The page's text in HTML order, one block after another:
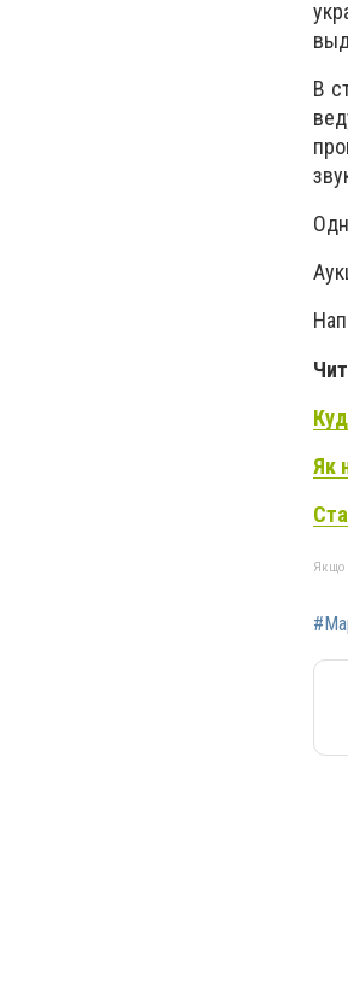
В
Як
Якщо